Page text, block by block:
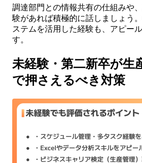
調達部門との情報共有の仕組みや
験があれば積極的に話しましょう
ステムを活用した経験も、アピー
す。
未経験・第二新卒が生
で押さえるべき対策